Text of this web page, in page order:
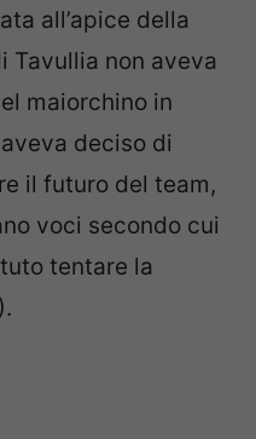
all’apice della
Tavullia non aveva
maiorchino in
deciso di
il futuro del team,
voci secondo cui
tentare la